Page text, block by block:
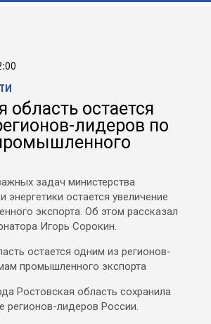
область остается
лидеров по
задач министерства
остается увеличение
экспорта. Об этом рассказал
Игорь Сорокин.
Ростовская область сохранила
регионов-лидеров России.